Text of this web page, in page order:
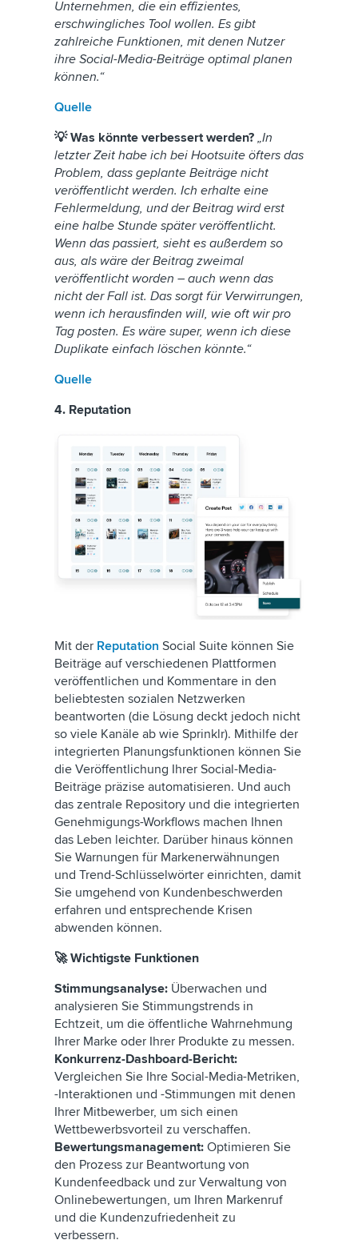
Unternehmen, die ein effizientes,
erschwingliches Tool wollen. Es gibt
zahlreiche Funktionen, mit denen Nutzer
ihre Social-Media-Beiträge optimal planen
können.“
Quelle
💡 Was könnte verbessert werden? „In
letzter Zeit habe ich bei Hootsuite öfters das
Problem, dass geplante Beiträge nicht
veröffentlicht werden. Ich erhalte eine
Fehlermeldung, und der Beitrag wird erst
eine halbe Stunde später veröffentlicht.
Wenn das passiert, sieht es außerdem so
aus, als wäre der Beitrag zweimal
veröffentlicht worden – auch wenn das
nicht der Fall ist. Das sorgt für Verwirrungen,
wenn ich herausfinden will, wie oft wir pro
Tag posten. Es wäre super, wenn ich diese
Duplikate einfach löschen könnte.“
Quelle
4. Reputation
Mit der Reputation Social Suite können Sie
Beiträge auf verschiedenen Plattformen
veröffentlichen und Kommentare in den
beliebtesten sozialen Netzwerken
beantworten (die Lösung deckt jedoch nicht
so viele Kanäle ab wie Sprinklr). Mithilfe der
integrierten Planungsfunktionen können Sie
die Veröffentlichung Ihrer Social-Media-
Beiträge präzise automatisieren. Und auch
das zentrale Repository und die integrierten
Genehmigungs-Workflows machen Ihnen
das Leben leichter. Darüber hinaus können
Sie Warnungen für Markenerwähnungen
und Trend-Schlüsselwörter einrichten, damit
Sie umgehend von Kundenbeschwerden
erfahren und entsprechende Krisen
abwenden können.
🚀 Wichtigste Funktionen
Stimmungsanalyse: Überwachen und
analysieren Sie Stimmungstrends in
Echtzeit, um die öffentliche Wahrnehmung
Ihrer Marke oder Ihrer Produkte zu messen.
Konkurrenz-Dashboard-Bericht:
Vergleichen Sie Ihre Social-Media-Metriken,
-Interaktionen und -Stimmungen mit denen
Ihrer Mitbewerber, um sich einen
Wettbewerbsvorteil zu verschaffen.
Bewertungsmanagement: Optimieren Sie
den Prozess zur Beantwortung von
Kundenfeedback und zur Verwaltung von
Onlinebewertungen, um Ihren Markenruf
und die Kundenzufriedenheit zu
verbessern.